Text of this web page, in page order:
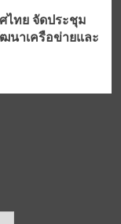
ไทย จัดประชุม
นาเครือข่ายและ